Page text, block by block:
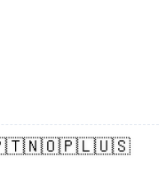
🇳🇴🇵🇱🇺🇸